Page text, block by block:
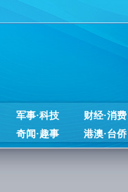
军事·科技 财经·消费
奇闻·趣事 港澳·台侨